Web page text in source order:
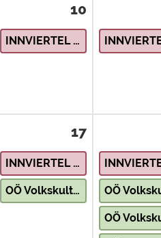
10
INNVIERTEL – Natur & Landschaft
17
INNVIERTEL – Natur & Landschaft
OÖ Volkskultur erleben – Krippenbaukurs